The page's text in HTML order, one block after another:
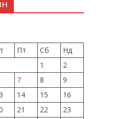
Пт Сб
Нд
1
2
7 8
9
14 15
16
21 22
23